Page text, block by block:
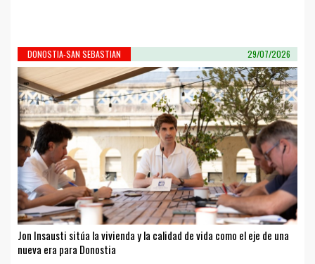
DONOSTIA-SAN SEBASTIAN 29/07/2026
Jon Insausti sitúa la vivienda y la calidad de vida como el eje de una
nueva era para Donostia